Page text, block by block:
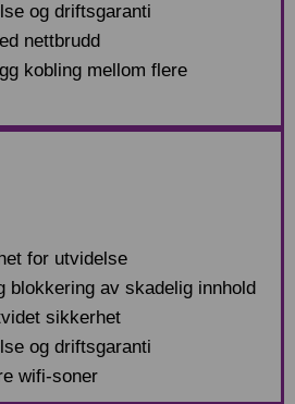
og driftsgaranti
nettbrudd
kobling mellom flere
for utvidelse
blokkering av skadelig innhold
sikkerhet
og driftsgaranti
wifi-soner